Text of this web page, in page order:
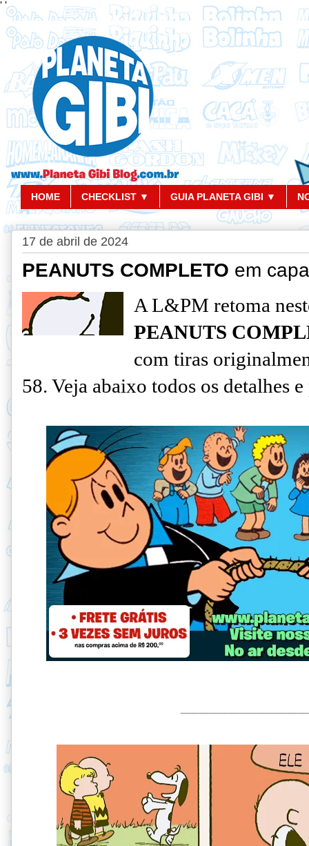
' '
HOME CHECKLIST ▼ GUIA PLANETA GIBI ▼
17 de abril de 2024
PEANUTS COMPLETO em
A L&PM retoma
PEANUTS
com tiras
58. Veja abaixo todos os detalhes